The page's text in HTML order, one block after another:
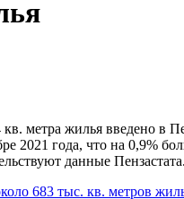
метра жилья введено в
2021 года, что на 0,9%
данные Пензастата.